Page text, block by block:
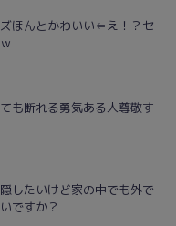
ズほんとかわいい⇐え！？セ
も断れる勇気ある人尊敬す
したいけど家の中でも外で
ですか？